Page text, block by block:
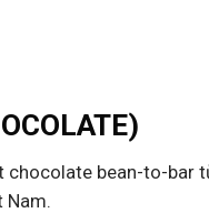
chocolate bean-to-bar
Nam.